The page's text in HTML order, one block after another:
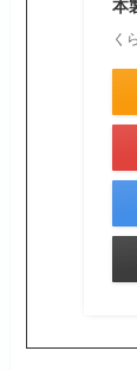
本
く